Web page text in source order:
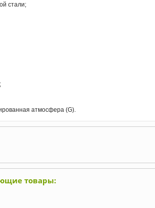
стали;
атмосфера (G).
товары: